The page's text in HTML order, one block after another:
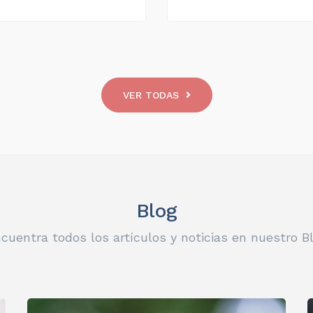
VER TODAS
Blog
todos los artículos y noticias en nuestro